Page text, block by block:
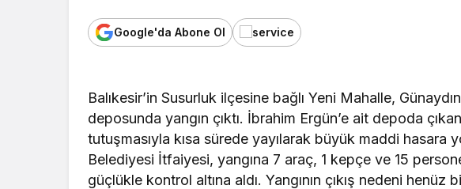
Google'da Abone Ol
Balıkesir’in Susurluk ilçesine bağlı Yeni Mahalle,
deposunda yangın çıktı. İbrahim Ergün’e ait depoda
tutuşmasıyla kısa sürede yayılarak büyük maddi hasara
Belediyesi İtfaiyesi, yangına 7 araç, 1 kepçe ve 15
güçlükle kontrol altına aldı. Yangının çıkış nedeni